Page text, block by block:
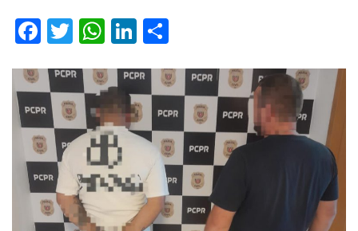
Facebook
Twitter
WhatsApp
LinkedIn